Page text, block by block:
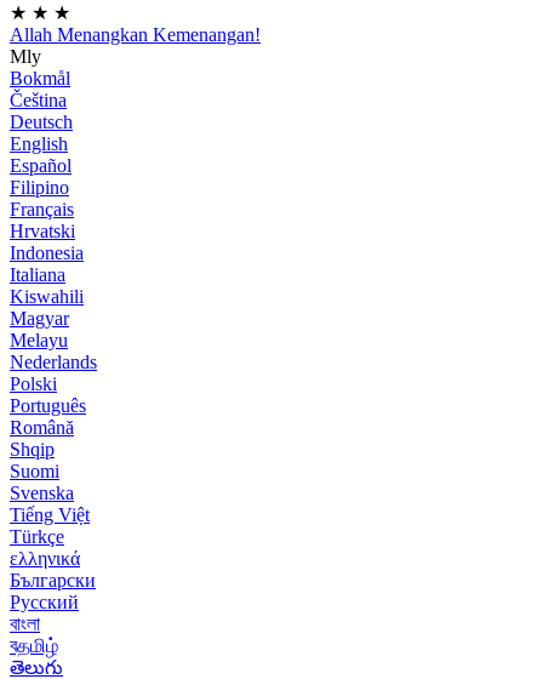
★ ★ ★
Allah Menangkan Kemenangan!
Mly
Bokmål
Čeština
Deutsch
English
Español
Filipino
Français
Hrvatski
Indonesia
Italiana
Kiswahili
Magyar
Melayu
Nederlands
Polski
Português
Română
Shqip
Suomi
Svenska
Tiếng Việt
Türkçe
ελληνικά
Български
Русский
বাংলা
বதமிழ்
తెలుగు